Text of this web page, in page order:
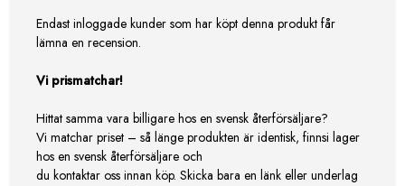
Endast inloggade kunder som har köpt denna produkt får
lämna en recension.
Vi prismatchar!
Hittat samma vara billigare hos en svensk återförsäljare?
Vi matchar priset – så länge produkten är identisk, finnsi lager
hos en svensk återförsäljare och
du kontaktar oss innan köp. Skicka bara en länk eller underlag